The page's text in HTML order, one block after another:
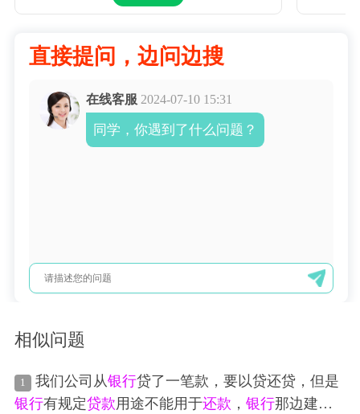
直接提问，边问边搜
在线客服 2024-07-10 15:31
同学，你遇到了什么问题？
相似问题
1 我们公司从银行贷了一笔款，要以贷还贷，但是
银行有规定贷款用途不能用于还款 ， 银行那边建议